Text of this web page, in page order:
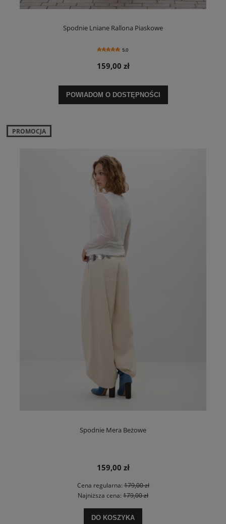
Spodnie Lniane Rallona Piaskowe
5.0
159,00 zł
POWIADOM O DOSTĘPNOŚCI
Spodnie Mera Beżowe
159,00 zł
Cena regularna:179,00 zł
Najniższa cena: 179,00 zł
DO KOSZYKA
PROMOCJA